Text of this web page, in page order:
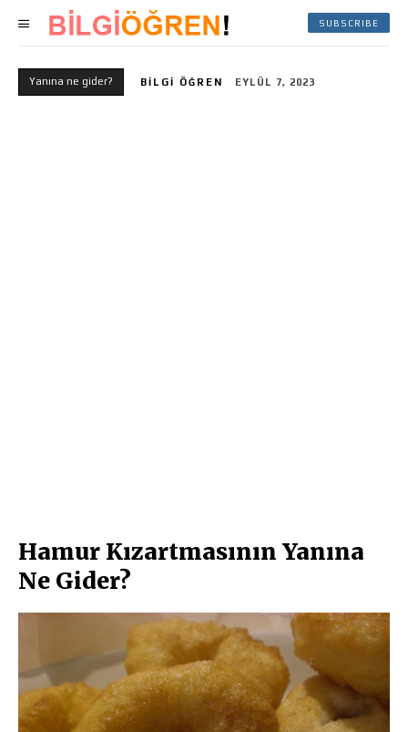
SUBSCRIBE
Yanına ne gider? BILGI ÖĞREN EYLÜL 7, 2023
Hamur Kızartmasının Yanına
Ne Gider?